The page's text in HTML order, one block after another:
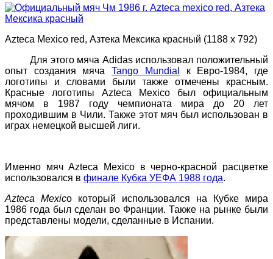
Azteca Мexico red, Азтека Мексика красный (1188 х 792)
Для этого мяча Adidas использовал положительный
опыт создания мячаTango Mundial
к Евро-1984, где
логотипы и словами были также отмечены красным.
Красные логотипы Azteca Mexico был официальным
мячом в 1987 году чемпионата мира до 20 лет
проходившим в Чили. Также этот мяч был использован в
играх немецкой высшей лиги.
Именно мяч Azteca Mexico в черно-красной расцветке
использовался в финале Кубка УЕФА 1988 года.
Azteca Mexico который использовался на Кубке мира
1986 года был сделан во Франции. Также на рынке были
представлены модели, сделанные в Испании.